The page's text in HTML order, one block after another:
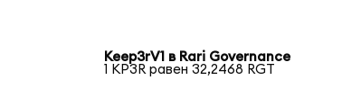
Keep3rV1 в Rari Governance
1 KP3R равен 32,2468 RGT